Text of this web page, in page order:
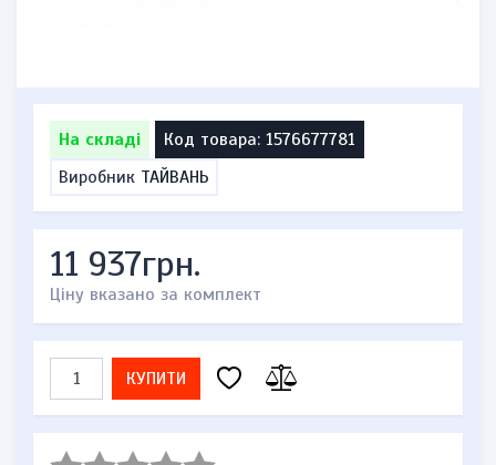
На складі
Код товара: 1576677781
Виробник ТАЙВАНЬ
11 937грн.
Ціну вказано за комплект
КУПИТИ